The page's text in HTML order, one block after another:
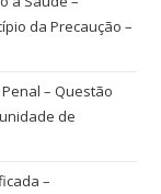
da Precaução –
Penal – Questão
de
–